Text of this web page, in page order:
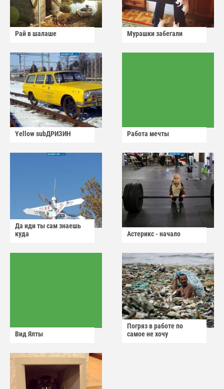
Рай в шалаше Мурашки забегали
Yellow subДРИЗИН Работа мечты
Да иди ты сам знаешь
куда
Астерикс - начало
Вид Ялты
Погряз в работе по
самое не хочу